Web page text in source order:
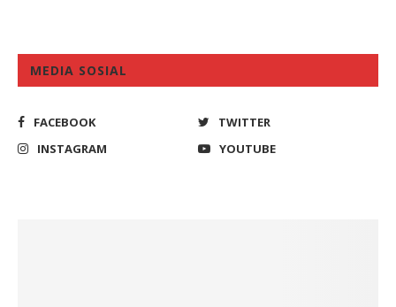
MEDIA SOSIAL
FACEBOOK
TWITTER
INSTAGRAM
YOUTUBE